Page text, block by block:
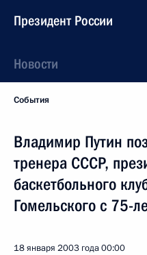
Президент России
Новости
События
Владимир Путин
тренера СССР,
баскетбольного
Гомельского с 75-
18 января 2003 года00:00